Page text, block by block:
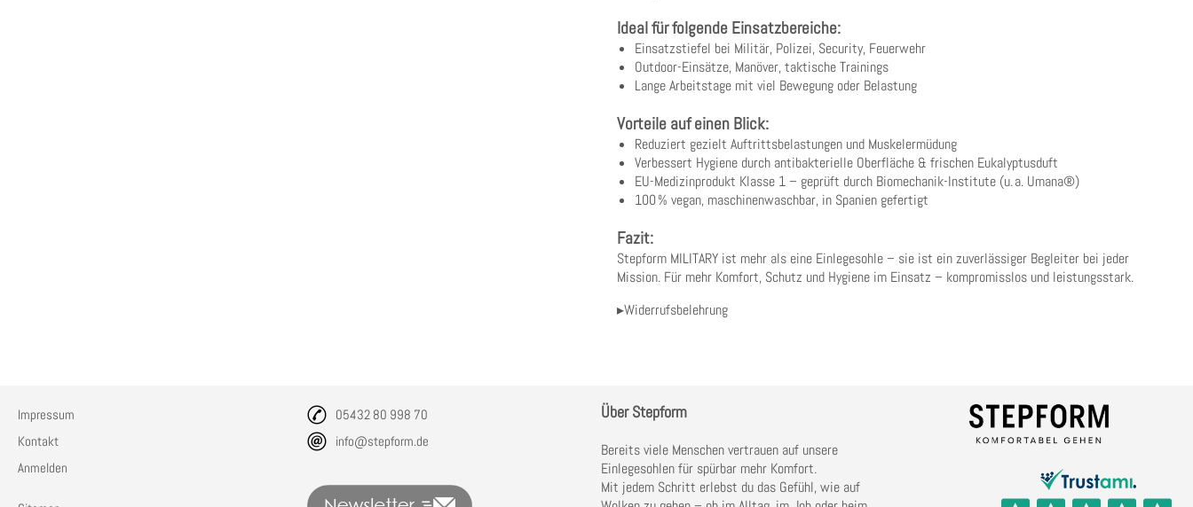
Ideal für folgende Einsatzbereiche:
Einsatzstiefel bei Militär, Polizei, Security, Feuerwehr
Outdoor-Einsätze, Manöver, taktische Trainings
Lange Arbeitstage mit viel Bewegung oder Belastung
Vorteile auf einen Blick:
Reduziert gezielt Auftrittsbelastungen und Muskelermüdung
Verbessert Hygiene durch antibakterielle Oberfläche & frischen Eukalyptusduft
EU-Medizinprodukt Klasse 1 – geprüft durch Biomechanik-Institute (u. a. Umana®)
100 % vegan, maschinenwaschbar, in Spanien gefertigt
Fazit:
Stepform MILITARY ist mehr als eine Einlegesohle – sie ist ein zuverlässiger Begleiter bei jeder
Mission. Für mehr Komfort, Schutz und Hygiene im Einsatz – kompromisslos und leistungsstark.
▸Widerrufsbelehrung
Impressum
Kontakt
Anmelden
05432 80 998 70
info@stepform.de
Über Stepform
Bereits viele Menschen vertrauen auf unsere
Einlegesohlen für spürbar mehr Komfort.
Mit jedem Schritt erlebst du das Gefühl, wie auf